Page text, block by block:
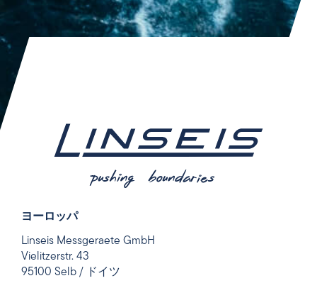
ヨーロッパ
Linseis Messgeraete GmbH
Vielitzerstr. 43
95100 Selb / ドイツ